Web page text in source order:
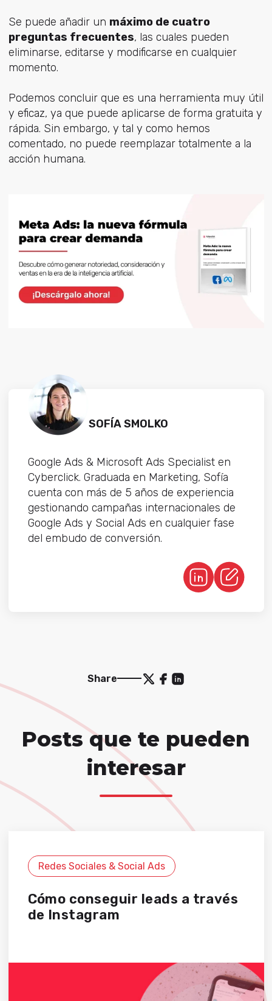
Se puede añadir un máximo de cuatro
preguntas frecuentes, las cuales pueden
eliminarse, editarse y modificarse en cualquier
momento.
Podemos concluir que es una herramienta muy útil
y eficaz, ya que puede aplicarse de forma gratuita y
rápida. Sin embargo, y tal y como hemos
comentado, no puede reemplazar totalmente a la
acción humana.
SOFÍA SMOLKO
Google Ads & Microsoft Ads Specialist en
Cyberclick. Graduada en Marketing, Sofía
cuenta con más de 5 años de experiencia
gestionando campañas internacionales de
Google Ads y Social Ads en cualquier fase
del embudo de conversión.
Share
Posts que te pueden
interesar
Redes Sociales & Social Ads
Cómo conseguir leads a través
de Instagram